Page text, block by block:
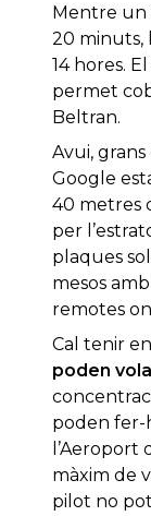
Mentre un
20 minuts,
14 hores.
permet
Beltran.
Avui,
Google
40 metres
per
plaques
mesos
remotes
Cal tenir
poden
poden fer-
l’Aeroport
màxim de
pilot no